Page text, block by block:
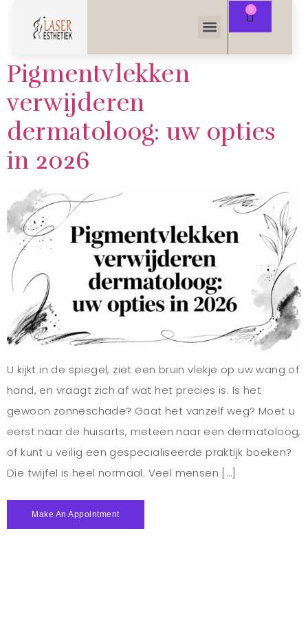
Pigmentvlekken
verwijderen
dermatoloog: uw opties
in 2026
U kijkt in de spiegel, ziet een bruin vlekje op uw wang of
hand, en vraagt zich af wat het precies is. Is het
gewoon zonneschade? Gaat het vanzelf weg? Moet u
eerst naar de huisarts, meteen naar een dermatoloog,
of kunt u veilig een gespecialiseerde praktijk boeken?
Die twijfel is heel normaal. Veel mensen […]
Make An Appointment